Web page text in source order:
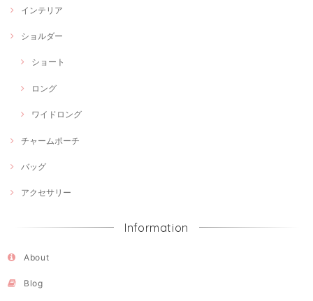
インテリア
ショルダー
ショート
ロング
ワイドロング
チャームポーチ
バッグ
アクセサリー
Information
About
Blog